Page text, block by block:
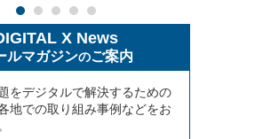
X News
ルマガジンのご案内
をデジタルで解決するための
地での取り組み事例などをお